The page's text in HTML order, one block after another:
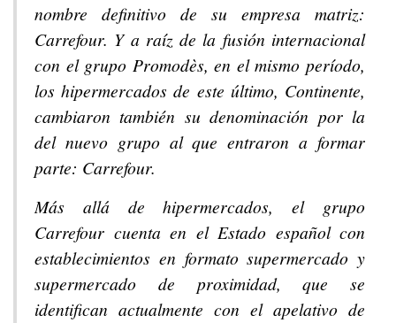
nombre definitivo de su empresa matriz:
Carrefour. Y a raíz de la fusión internacional
con el grupo Promodès, en el mismo período,
los hipermercados de este último, Continente,
cambiaron también su denominación por la
del nuevo grupo al que entraron a formar
parte: Carrefour.
Más allá de hipermercados, el grupo
Carrefour cuenta en el Estado español con
establecimientos en formato supermercado y
supermercado de proximidad, que se
identifican actualmente con el apelativo de